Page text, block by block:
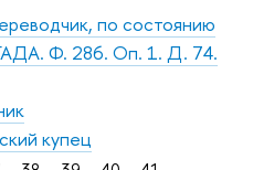
по состоянию
Ф. 286. Оп. 1. Д. 74.
купец